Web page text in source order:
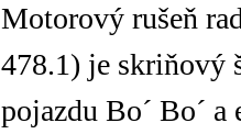
Motorový rušeň
478.1) je skriňový
pojazdu Bo´ Bo´